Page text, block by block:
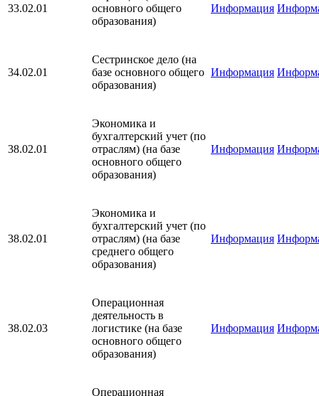
33.02.01
основного общего
образования)
Информация
34.02.01
Сестринское дело (на
базе основного общего
образования)
Информация
38.02.01
Экономика и
бухгалтерский учет (по
отраслям) (на базе
основного общего
образования)
Информация
38.02.01
Экономика и
бухгалтерский учет (по
отраслям) (на базе
среднего общего
образования)
Информация
38.02.03
Операционная
деятельность в
логистике (на базе
основного общего
образования)
Информация
Операционная